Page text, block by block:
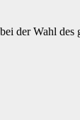
der Wahl des